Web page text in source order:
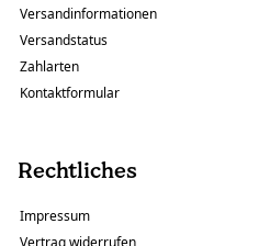
Versandinformationen
Versandstatus
Zahlarten
Kontaktformular
Rechtliches
Impressum
Vertrag widerrufen